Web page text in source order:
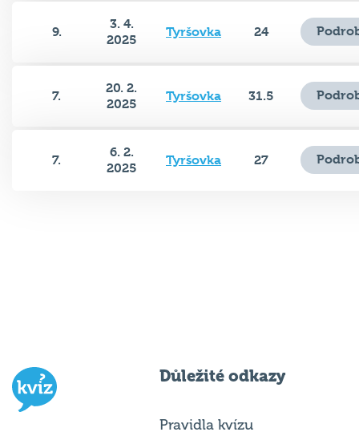
9.
3. 4.
2025
Tyršovka 24
7.
20. 2.
2025
Tyršovka 31.5
7.
6. 2.
2025
Tyršovka 27
Důležité odkazy
Pravidla kvízu